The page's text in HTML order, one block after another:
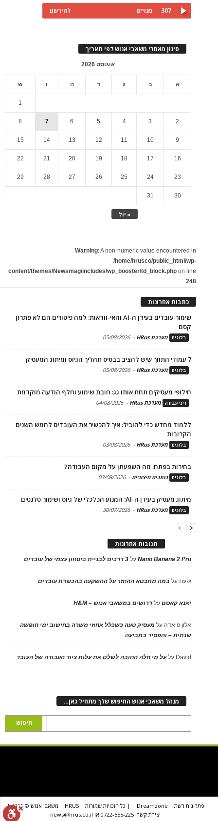
307 מנויים להירשם
סינון מאמרי משאבי אנוש לפי תאריך
אוגוסט 2026
א ב ג ד ה ו ש
« יול
1
2
3
4
5
6
7
8
9
10
11
12
13
14
15
16
17
18
19
20
21
22
23
24
25
26
27
28
29
30
31
Warning: A non-numeric value encountered in
/home/hrusco/public_html/wp-
content/themes/Newsmag/includes/wp_booster/td_block.php on line
248
כתבות אחרונות
שימור עובדים בעידן ה-AI והאי-וודאות: למה פיטורים הם לא פתרון
קסם
בלוגים מערכת HRus -
05/08/2026
7 עמודי התווך שיש להציב בבסיס תהליך הגיוס ומיתוג המעסיק
בלוגים מערכת HRus -
05/08/2026
חילופי מעסיקים תחת אותו גג: חובת שימוע וחלף הודעה מוקדמת
דיני עבודה מערכת HRus -
04/08/2026
ללמוד מחדש כדי להוביל: איך להכשיר את העובדים לחמש השנים
הקרובות
בלוגים מערכת HRus -
03/08/2026
בחירות בפתח: מה השפעתן על מקום העבודה?
בלוגים כותבים חיצוניים -
03/08/2026
מיתוג מעסיק בעידן ה-AI: המנוע הכלכלי של גיוס ושימור טלנטים
בלוגים מערכת HRus -
30/07/2026
תגובות אחרונות
Nano Banana 2 Proעל 3 דרכים לבניית ביטחון עצמי של עובדים
יפעתעל במה מתבטא ההחזר על ההשקעה בהכשרת עובדים
יאנא קאסםעלדרושים במשאבי אנוש – H&M
אלון פיאדה על מעסיק טעה כשכלל אחוזי משרה בחישוב ימי חופשה
שנתית – והפסיד בתביעה
David עלעל מי חלה החובה לשלם את עלות ציוד העבודה של העובד
מנהל משאבי אנוש החיפוש שלך מתחיל כאן…
פתרונות רשת Dreamzone | כל הזכויות שמורות HRUS
משאבי אנוש © 2016 |
יצירת קשר: 0722-555-225 או news@hrus.co.il